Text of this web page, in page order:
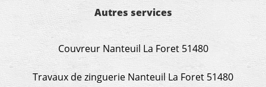
Autres services
Couvreur Nanteuil La Foret 51480
Travaux de zinguerie Nanteuil La Foret 51480